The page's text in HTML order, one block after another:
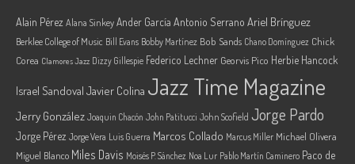
Alain PérezAlana SinkeyAnder García Antonio Serrano Ariel Brínguez
Berklee College of Music Bill Evans Bobby Martínez Bob Sands Chano Domínguez Chick
Corea Clamores Jazz Dizzy Gillespie Federico Lechner Georvis Pico Herbie Hancock
Israel Sandoval Javier Colina Jazz Time Magazine
Jerry González Joaquin Chacón John Patitucci John Scofield Jorge Pardo
Jorge Pérez Jorge Vera Luis Guerra Marcos Collado Marcus Miller Michael Olivera
Miguel Blanco Miles Davis Moisés P. Sánchez Noa Lur Pablo Martín Caminero Paco de